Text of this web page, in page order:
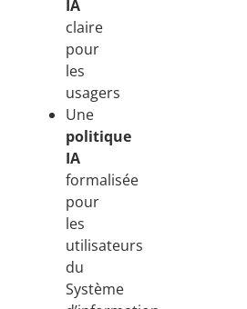
IA
claire
pour
les
usagers
Une
politique
IA
formalisée
pour
les
utilisateurs
du
Système